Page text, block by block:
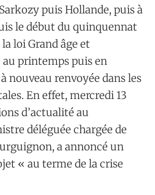
puis Hollande, puis à
le début du quinquennat
loi Grand âge et
printemps puis en
nouveau renvoyée dans les
En effet, mercredi 13
d’actualité au
déléguée chargée de
a annoncé un
« au terme de la crise